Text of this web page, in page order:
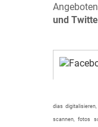
und
dias
scannen, fotos